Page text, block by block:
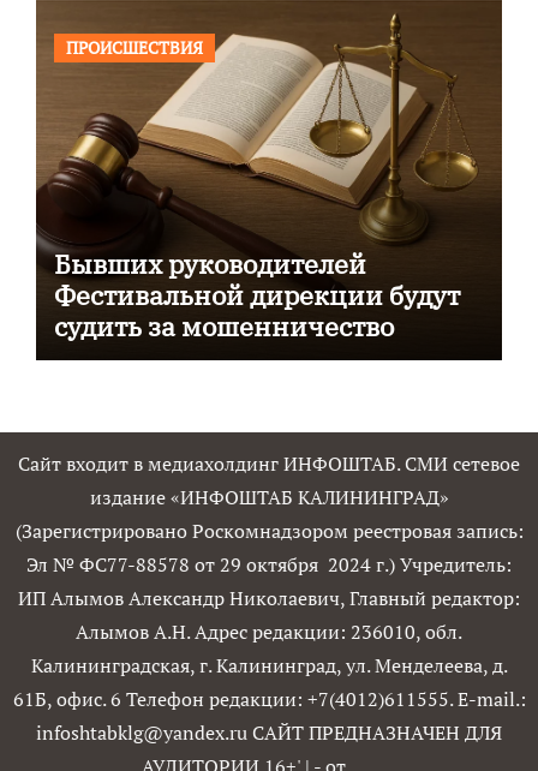
ПРОИСШЕСТВИЯ
Бывших руководителей
Фестивальной дирекции будут
судить за мошенничество
Сайт входит в медиахолдинг ИНФОШТАБ. СМИ сетевое
издание «ИНФОШТАБ КАЛИНИНГРАД»
(Зарегистрировано Роскомнадзором реестровая запись:
Эл № ФС77-88578 от 29 октября 2024 г.) Учредитель:
ИП Алымов Александр Николаевич, Главный редактор:
Алымов А.Н. Адрес редакции: 236010, обл.
Калининградская, г. Калининград, ул. Менделеева, д.
61Б, офис. 6 Телефон редакции: +7(4012)611555. E-mail.:
infoshtabklg@yandex.ru САЙТ ПРЕДНАЗНАЧЕН ДЛЯ
АУДИТОРИИ 16+' | - от